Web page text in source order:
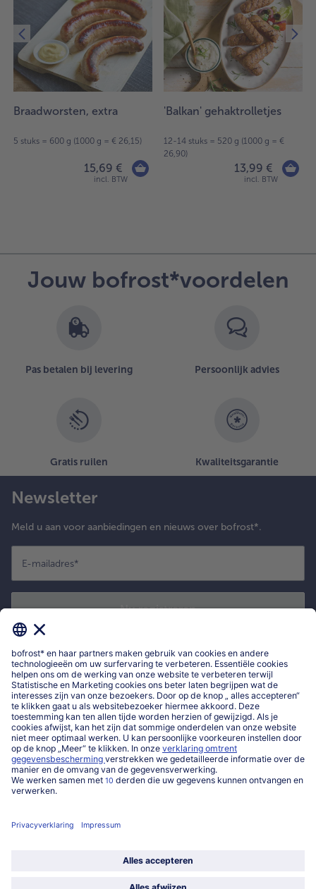
Braadworsten, extra
5 stuks = 600 g (1000 g = € 26,15)
15,69 €
incl. BTW
'Balkan' gehaktrolletjes
12-14 stuks = 520 g (1000 g = €
26,90)
13,99 €
incl. BTW
Jouw bofrost*voordelen
Pas betalen bij levering Persoonlijk advies
Gratis ruilen Kwaliteitsgarantie
Newsletter
Meld u aan voor aanbiedingen en nieuws over bofrost*.
E-mailadres*
*Ik bevestig dat ik me wil inschrijven voor de bofrost* nieuwsbrief om
ontvangen. Ik heb kennisgenomen vanprivacyverklaringen de
voorwaardenvan bofrost*.
Nu registreren
Mijn bofrost*
www.bofrost.be
service@bofrost.be
016 98 1919